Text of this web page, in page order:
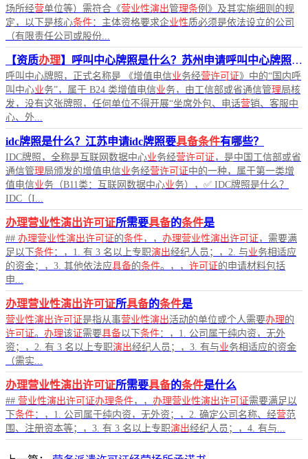
场所经营单位等）需符合《营业性演出管理条例》及其实施细则的规
定，以下是核心条件：主体资格要求企业性质必须是依法设立的公司
（有限责任公司或股份...
【资质办理】呼叫中心牌照是什么？苏州申请呼叫中心牌照要
呼叫中心牌照，正式名称是 《增值电信业务经营许可证》中的“国内呼
叫中心业务”，属于 B24 类增值电信业务，由工信部或省通信管理局核
发，没有这张牌照，任何单位不得开展“坐席外包、电话营销、客服中
心、外...
idc牌照是什么？江苏申请idc牌照要具备条件有哪些？
IDC牌照，全称是互联网数据中心业务经营许可证 ，是中国工信部或省
通信管理局颁发的增值电信业务经营许可证中的一种，属于第一类增
值电信业务（B11类：互联网数据中心业务），✅ IDC牌照是什么？
IDC（I...
办理营业性演出许可证所需要具备的条件是
## 办理营业性演出许可证的条件，， 办理营业性演出许可证 ，需要满
足以下条件：，1. 有 3 名以上专职演出经纪人员；，2. 与业务相适应
的资金；，3. 其他依法应具备的条件。，， 许可证的申请材料包括
申...
办理营业性演出许可证所具备的条件是
营业性演出许可证是指从事营业性演出活动的单位或个人需要办理的
许可证。 办理该证需要具备以下条件：，1. 公司属于纯内资，无外
资；，2. 有 3 名以上专职演出经纪人员；，3. 有与业务相适应的资金
（需实...
办理营业性演出许可证所需要具备的条件是什么
## 营业性演出许可证办理条件，， 办理营业性演出许可证需要满足以
下条件：，1. 公司属于纯内资，无外资；，2. 确定公司名称、经营范
围、注册资本等；，3. 有 3 名以上专职演出经纪人员；，4. 有与...